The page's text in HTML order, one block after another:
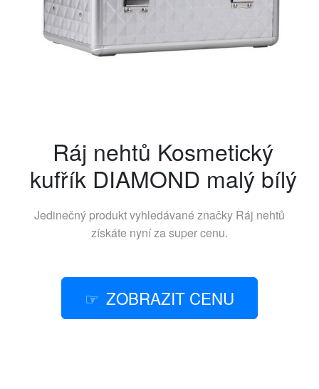
Ráj nehtů Kosmetický
kufřík DIAMOND malý bílý
Jedinečný produkt vyhledávané značky Ráj nehtů
získáte nyní za super cenu.
ZOBRAZIT CENU